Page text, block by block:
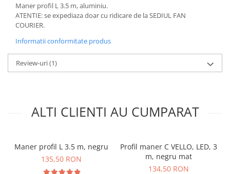
Maner profil L 3.5 m, aluminiu.
ATENTIE: se expediaza doar cu ridicare de la SEDIUL FAN
COURIER.
Informatii conformitate produs
Review-uri(1)
ALTI CLIENTI AU CUMPARAT
Maner profil L 3.5 m, negru
135,50 RON
Profil maner C VELLO, LED, 3
m, negru mat
134,50 RON